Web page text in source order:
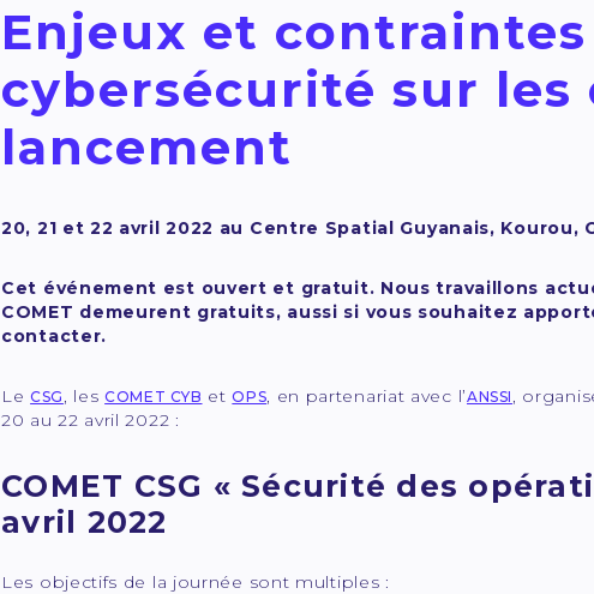
Enjeux et contraintes
cybersécurité sur les
lancement
20, 21 et 22 avril 2022 au Centre Spatial Guyanais, Kourou,
Cet événement est ouvert et gratuit. Nous travaillons
COMET demeurent gratuits, aussi si vous souhaitez
contacter.
LeCSG , lesCOMET CYB etOPS, en partenariat avec l’ANSSI ,
20 au 22 avril 2022 :
COMET CSG « Sécurité des
avril 2022
Les objectifs de la journée sont multiples :